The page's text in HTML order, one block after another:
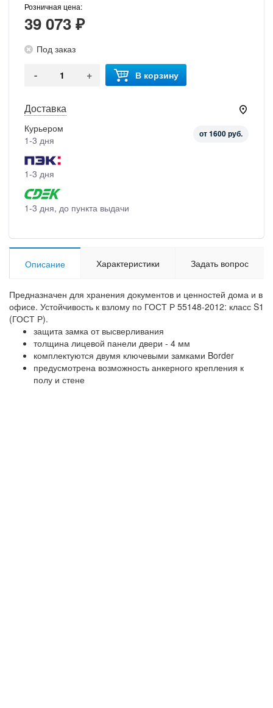
Розничная цена:
39 073 ₽
Под заказ
- + В корзину
Доставка
Курьером
1-3 дня
от 1600 руб.
1-3 дня
1-3 дня, до пункта выдачи
Описание Характеристики Задать вопрос
Предназначен для хранения документов и ценностей дома и в
офисе. Устойчивость к взлому по ГОСТ Р 55148-2012: класс S1
(ГОСТ Р).
защита замка от высверливания
толщина лицевой панели двери - 4 мм
комплектуются двумя ключевыми замками Border
предусмотрена возможность анкерного крепления к
полу и стене